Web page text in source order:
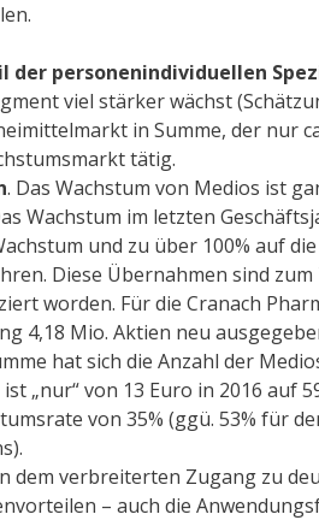
der personenindividuellen
viel stärker wächst
in Summe, der nur
tätig.
. Das Wachstum von Medios ist
Wachstum im letzten
und zu über 100% auf die
Diese Übernahmen sind zum
worden. Für die Cranach
4,18 Mio. Aktien neu
hat sich die Anzahl der
„nur“ von 13 Euro in 2016 auf
von 35% (ggü. 53% für
dem verbreiterten Zugang zu
– auch die